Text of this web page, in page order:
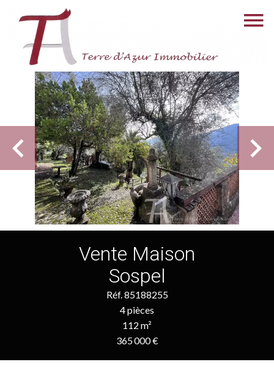
Vente Maison
Sospel
Réf. 85188255
4 pièces
112 m²
365 000 €